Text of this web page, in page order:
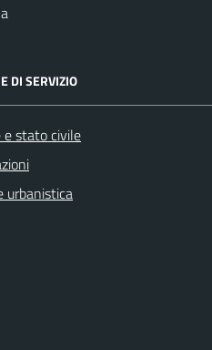
DI SERVIZIO
e stato civile
urbanistica